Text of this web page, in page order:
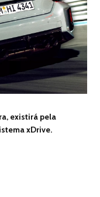
existirá pela
xDrive.